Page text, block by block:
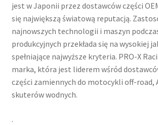
jest w Japonii przez dostawców części
się największą światową reputacją.
najnowszych technologii i maszyn
produkcyjnych przekłada się na wysokiej
spełniające najwyższe kryteria. PRO-X
marka, która jest liderem wśród
części zamiennych do motocykli off-road,
skuterów wodnych.
.